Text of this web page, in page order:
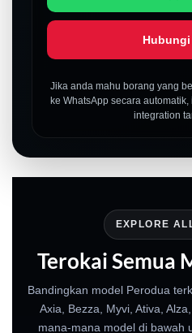
Hubungi
Jika anda mahu borang yang
ke WhatsApp secara
integration
EXPLORE
Terokai Semua
Bandingkan model Perodua
Axia, Bezza, Myvi, Ativa,
mana-mana model di bawah